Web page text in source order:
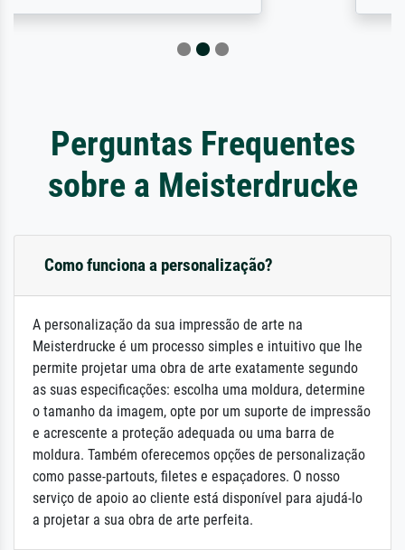
Perguntas Frequentes
sobre a Meisterdrucke
Como funciona a personalização?
A personalização da sua impressão de arte na
Meisterdrucke é um processo simples e intuitivo que lhe
permite projetar uma obra de arte exatamente segundo
as suas especificações: escolha uma moldura, determine
o tamanho da imagem, opte por um suporte de impressão
e acrescente a proteção adequada ou uma barra de
moldura. Também oferecemos opções de personalização
como passe-partouts, filetes e espaçadores. O nosso
serviço de apoio ao cliente está disponível para ajudá-lo
a projetar a sua obra de arte perfeita.